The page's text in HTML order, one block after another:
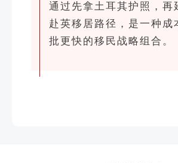
通过先拿土耳其护照，再
赴英移居路径，是一种成
批更快的移民战略组合。